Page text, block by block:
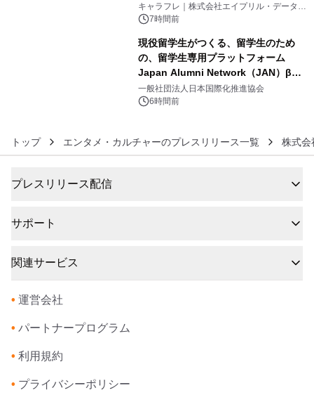
キャラフレ｜株式会社エイプリル・データ・
デザインズ
7時間前
現役留学生がつくる、留学生のため
の、留学生専用プラットフォーム
Japan Alumni Network（JAN）β版
をリリース
一般社団法人日本国際化推進協会
6時間前
トップ エンタメ・カルチャーのプレスリリース一覧 株式会
プレスリリース配信
サポート
関連サービス
• 運営会社
• パートナープログラム
• 利用規約
• プライバシーポリシー